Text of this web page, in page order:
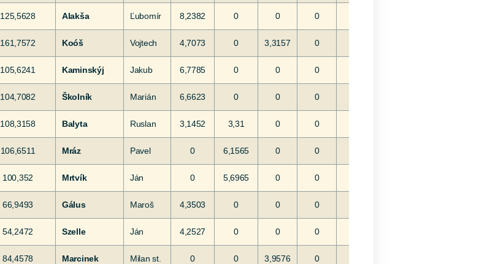
125,5628 Alakša Ľubomír 8,2382 0 0 0
161,7572 Koóš Vojtech 4,7073 0 3,3157 0
105,6241 Kaminskýj Jakub 6,7785 0 0 0
104,7082 Školník Marián 6,6623 0 0 0
108,3158 Balyta Ruslan 3,1452 3,31 0 0
106,6511 Mráz Pavel 0 6,1565 0 0
100,352 Mrtvík Ján 0 5,6965 0 0
66,9493 Gálus Maroš 4,3503 0 0 0
54,2472 Szelle Ján 4,2527 0 0 0
84,4578 Marcinek Milan st. 0 0 3,9576 0